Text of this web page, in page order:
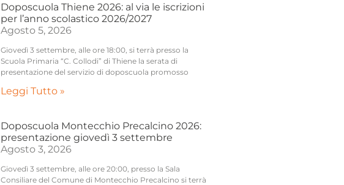
Doposcuola Thiene 2026: al via le iscrizioni
per l’anno scolastico 2026/2027
Agosto 5, 2026
Giovedì 3 settembre, alle ore 18:00, si terrà presso la
Scuola Primaria “C. Collodi” di Thiene la serata di
presentazione del servizio di doposcuola promosso
Leggi Tutto »
Doposcuola Montecchio Precalcino 2026:
presentazione giovedì 3 settembre
Agosto 3, 2026
Giovedì 3 settembre, alle ore 20:00, presso la Sala
Consiliare del Comune di Montecchio Precalcino si terrà